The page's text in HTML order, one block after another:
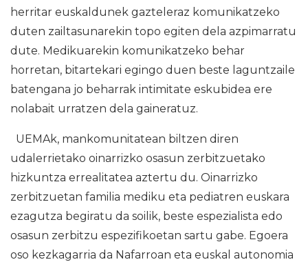
herritar euskaldunek gazteleraz komunikatzeko
duten zailtasunarekin topo egiten dela azpimarratu
dute. Medikuarekin komunikatzeko behar
horretan, bitartekari egingo duen beste laguntzaile
batengana jo beharrak intimitate eskubidea ere
nolabait urratzen dela gaineratuz.
UEMAk, mankomunitatean biltzen diren
udalerrietako oinarrizko osasun zerbitzuetako
hizkuntza errealitatea aztertu du. Oinarrizko
zerbitzuetan familia mediku eta pediatren euskara
ezagutza begiratu da soilik, beste espezialista edo
osasun zerbitzu espezifikoetan sartu gabe. Egoera
oso kezkagarria da Nafarroan eta euskal autonomia